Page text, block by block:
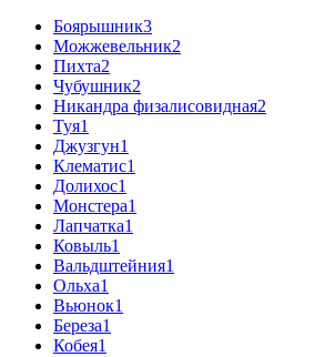
Боярышник3
Можжевельник2
Пихта2
Чубушник2
Никандра физалисовидная2
Туя1
Джузгун1
Клематис1
Долихос1
Монстера1
Лапчатка1
Ковыль1
Вальдштейния1
Ольха1
Вьюнок1
Береза1
Кобея1